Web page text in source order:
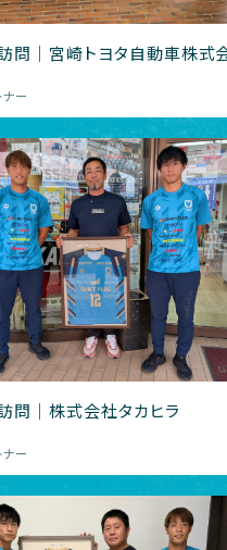
問｜宮崎トヨタ自動車株式
ナー
問｜株式会社タカヒラ
ナー